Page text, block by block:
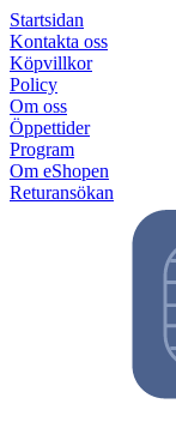
Startsidan
Kontakta oss
Köpvillkor
Policy
Om oss
Öppettider
Program
Om eShopen
Returansökan